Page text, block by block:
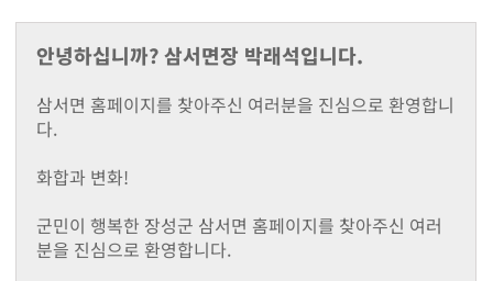
군청안내
행정조직도
청사안내
찾아오시는길
장성장학회
설립목적및주요사업
장학금 기탁 및 후원안내
장학금지원
안녕하십니까? 삼서면장 박래석입니다.
삼서면 홈페이지를 찾아주신 여러분을 진심으로 환영합니
다.
화합과 변화!
군민이 행복한 장성군 삼서면 홈페이지를 찾아주신 여러
분을 진심으로 환영합니다.